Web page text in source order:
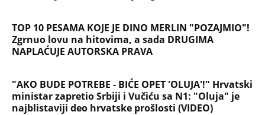
TOP 10 PESAMA KOJE JE DINO MERLIN "POZAJMIO"!
Zgrnuo lovu na hitovima, a sada DRUGIMA
NAPLAĆUJE AUTORSKA PRAVA
"AKO BUDE POTREBE - BIĆE OPET 'OLUJA'!" Hrvatski
ministar zapretio Srbiji i Vučiću sa N1: "Oluja" je
najblistaviji deo hrvatske prošlosti (VIDEO)